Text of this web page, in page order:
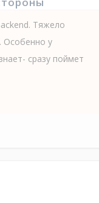
Тяжело
Особенно у
сразу поймет